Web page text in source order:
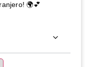
🌍💕